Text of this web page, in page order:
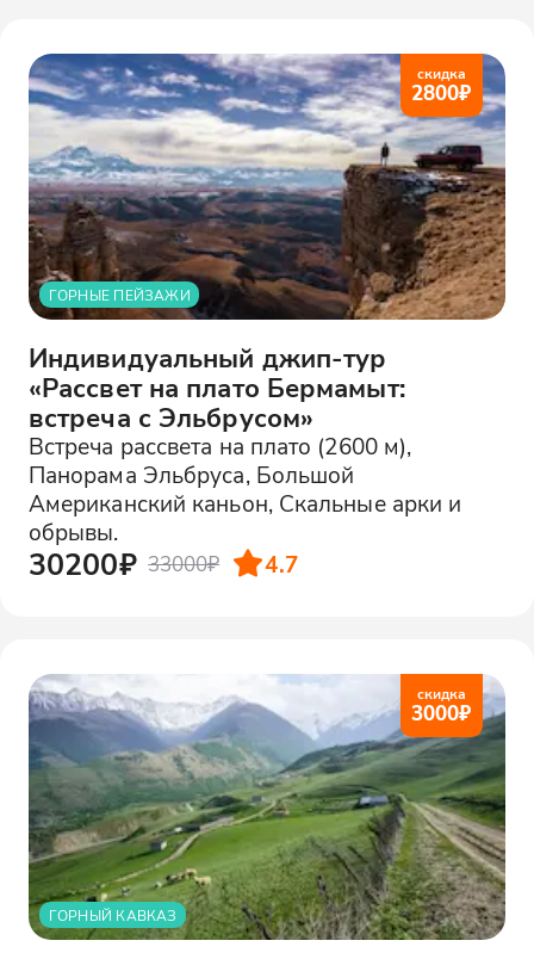
скидка
2800₽
ГОРНЫЕ ПЕЙЗАЖИ
Индивидуальный джип-тур
«Рассвет на плато Бермамыт:
встреча с Эльбрусом»
Встреча рассвета на плато (2600 м),
Панорама Эльбруса, Большой
Американский каньон, Скальные арки и
обрывы.
30200₽ 33000₽ 4.7
скидка
3000₽
ГОРНЫЙ КАВКАЗ